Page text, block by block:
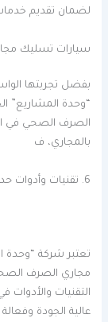
لضمان تقديم
سيارات تسليك
بفضل تجربتها
“وحدة المشاريع”
الصرف الصحي في
بالمجاري، ف
6. تقنيات وأدوات حديثة تستخدمها شركة “وحدة المشاريع”
تعتبر شركة “وحدة
مجاري الصرف
التقنيات
عالية الجودة